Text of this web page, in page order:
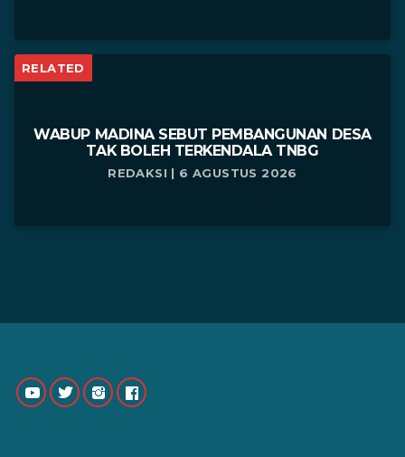
RELATED
WABUP MADINA SEBUT PEMBANGUNAN DESA
TAK BOLEH TERKENDALA TNBG
REDAKSI | 6 AGUSTUS 2026